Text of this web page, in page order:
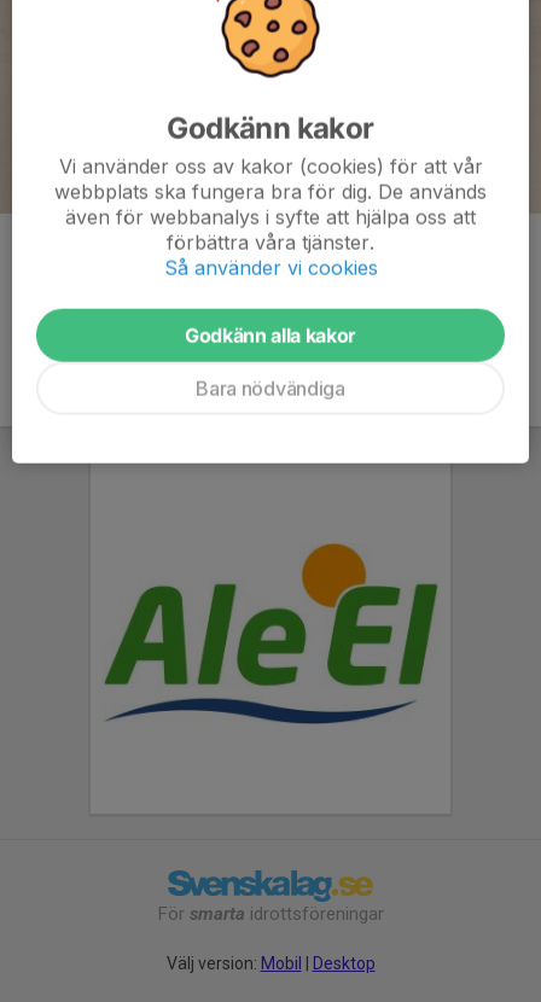
För smarta idrottsföreningar
Välj version: Mobil Desktop
Godkänn kakor
Vi använder oss av kakor (cookies) för att vår
webbplats ska fungera bra för dig. De används
även för webbanalys i syfte att hjälpa oss att
förbättra våra tjänster.
Så använder vi cookies
Godkänn alla kakor
Bara nödvändiga